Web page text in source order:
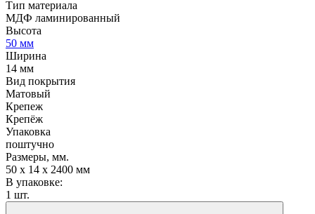
Тип материала
МДФ ламинированный
Высота
50 мм
Ширина
14 мм
Вид покрытия
Матовый
Крепеж
Крепёж
Упаковка
поштучно
Размеры, мм.
50 х 14 х 2400 мм
В упаковке:
1 шт.